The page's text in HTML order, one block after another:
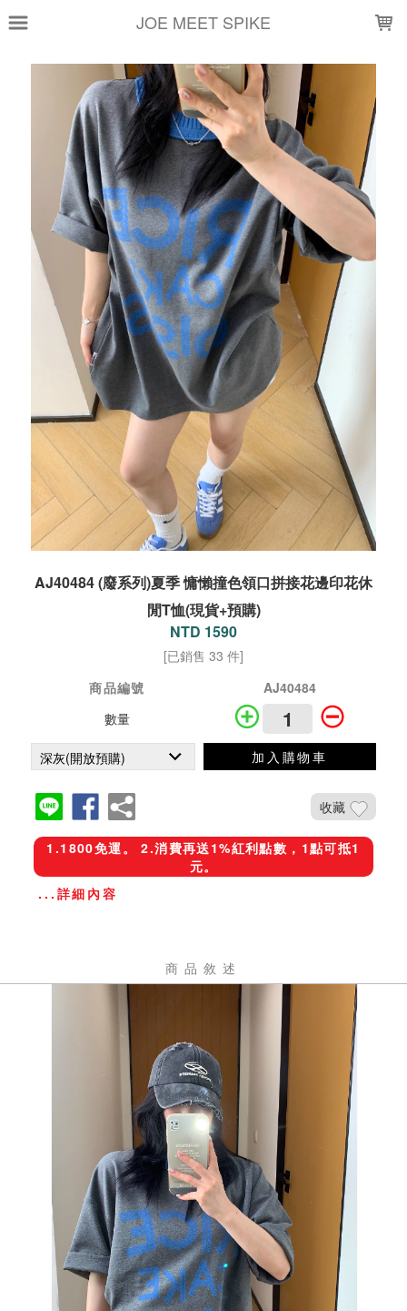
JOE MEET SPIKE
AJ40484 (廢系列)夏季 慵懶撞色領口拼接花邊印花休
閒T恤(現貨+預購)
NTD 1590
[已銷售 33 件]
商品編號
AJ40484
數量
加入購物車
收藏
1.1800免運。 2.消費再送1%紅利點數，1點可抵1
元。
...詳細內容
商品敘述